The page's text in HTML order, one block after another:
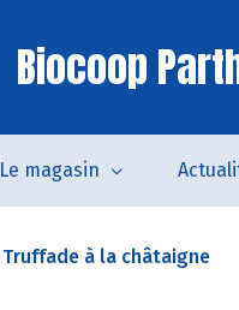
Biocoop
Le magasin
Truffade à la châtaigne